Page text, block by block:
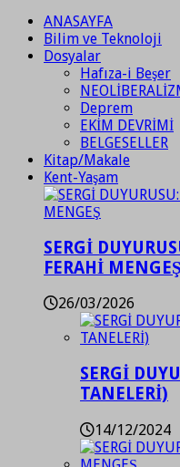
ANASAYFA
Bilim ve Teknoloji
Dosyalar
Hafıza-i Beşer
Deprem
EKİM DEVRİMİ
BELGESELLER
Kitap/Makale
Kent-Yaşam
SERGİ
FERAHİ MENGEŞ
26/03/2026
SERGİ
TANELERİ)
14/12/2024